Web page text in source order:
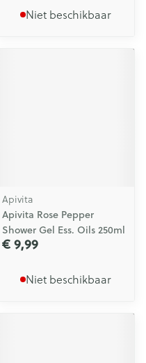
Niet beschikbaar
Apivita
Apivita Rose Pepper
Shower Gel Ess. Oils 250ml
€ 9,99
Niet beschikbaar